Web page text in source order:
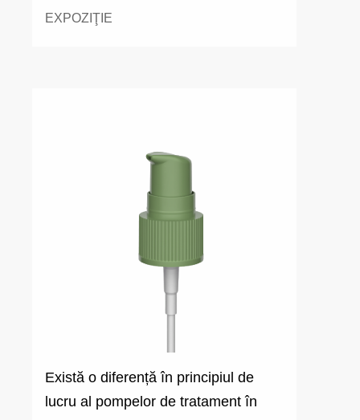
EXPOZIŢIE
Există o diferență în principiul de
lucru al pompelor de tratament în